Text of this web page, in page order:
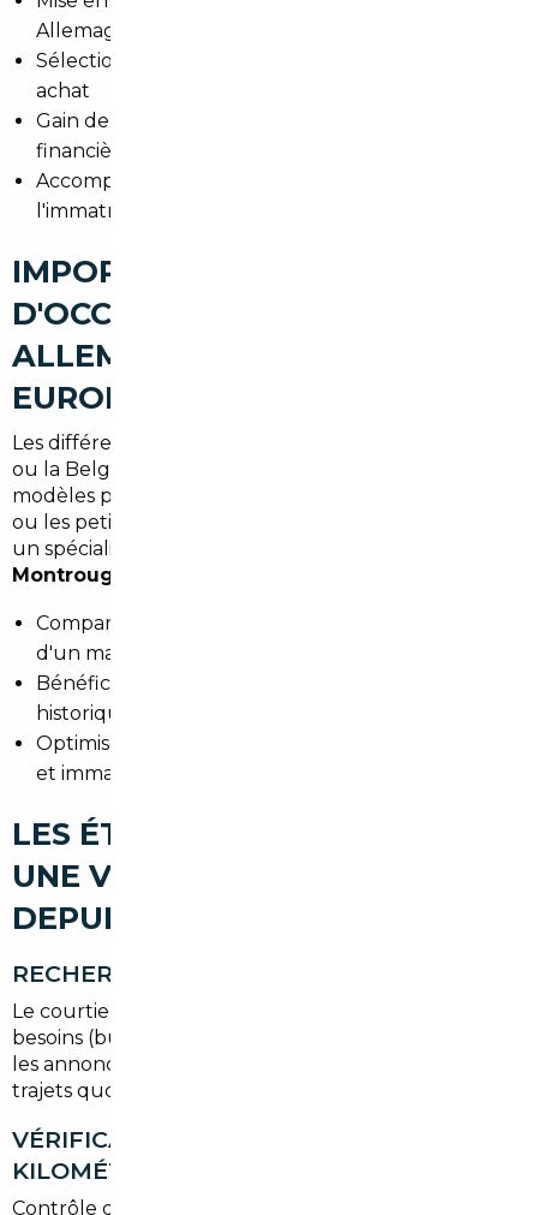
Allemagne, Belgique et Europe
Sélection de véhicules contrôlés et vérifiés avant
achat
Gain de temps et sécurisation juridique et
financière
Accompagnement personnalisé pour
l'immatriculation en Île-de-France
IMPORT DE VOITURES
D'OCCASION À MONTROUGE :
ALLEMAGNE, BELGIQUE ET
EUROPE
Les différences de prix entre la France et l'Allemagne
ou la Belgique sont souvent substantielles sur les
modèles premium, les motorisations diesel récentes
ou les petites citadines bien équipées. Faire appel à
un spécialiste de l'
Montrouge
Comparer les annonces européennes et tirer parti
d'un marché plus large
Bénéficier d'un bilan complet (contrôle technique,
historique, options)
Optimiser le coût total en incluant transport, TVA
et immatriculation
LES ÉTAPES POUR IMPORTER
UNE VOITURE D'OCCASION
DEPUIS MONTROUGE
RECHERCHE DU VÉHICULE
Le courtier cible les modèles correspondant à vos
besoins (budget, critères techniques, finition). Il filtre
les annonces et prépare une sélection adaptée aux
trajets quotidiens autour de Montrouge et Paris.
VÉRIFICATION HISTORIQUE ET
KILOMÉTRAGE
Contrôle des factures d'entretien, du rapport de